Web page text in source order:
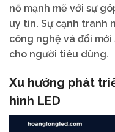
nổ mạnh mẽ với sự
uy tín. Sự cạnh tranh
công nghệ và đổi
cho người tiêu dùng.
Xu hướng phát
hình LED